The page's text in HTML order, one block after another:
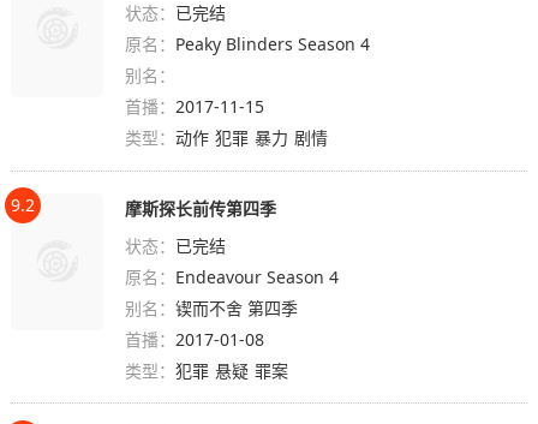
状态： 已完结
原名： Peaky Blinders Season 4
别名：
首播：2017-11-15
类型：动作 犯罪 暴力 剧情
9.2
摩斯探长前传第四季
状态： 已完结
原名： Endeavour Season 4
别名：锲而不舍 第四季
首播：2017-01-08
类型：犯罪 悬疑 罪案